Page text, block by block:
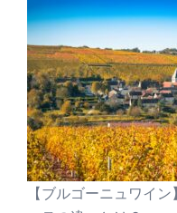
【ブルゴーニュワイ